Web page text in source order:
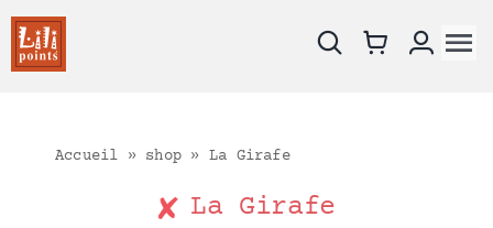
Skip
to
content
Les fiches
Accueil » shop » La Girafe
La Girafe